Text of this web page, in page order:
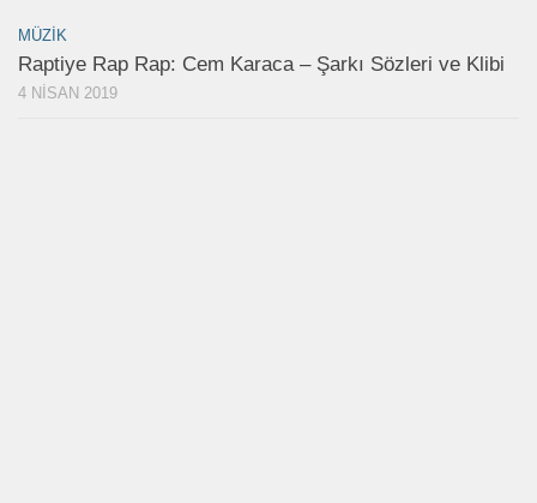
MÜZIK
Raptiye Rap Rap: Cem Karaca – Şarkı Sözleri ve Klibi
4 NISAN 2019